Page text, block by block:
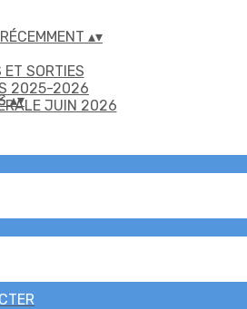
▴▾
SORTIES
2025-2026
JUIN 2026
▴▾